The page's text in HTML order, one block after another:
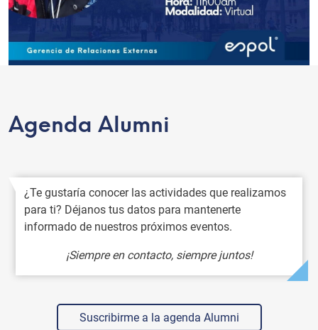
Agenda Alumni
¿Te gustaría conocer las actividades que realizamos
para ti? Déjanos tus datos para mantenerte
informado de nuestros próximos eventos.
¡Siempre en contacto, siempre juntos!
Suscribirme a la agenda Alumni